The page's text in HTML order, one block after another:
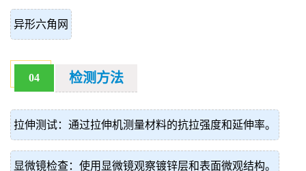
异形六角网
04 检测方法
拉伸测试：通过拉伸机测量材料的抗拉强度和延伸率。
显微镜检查：使用显微镜观察镀锌层和表面微观结构。